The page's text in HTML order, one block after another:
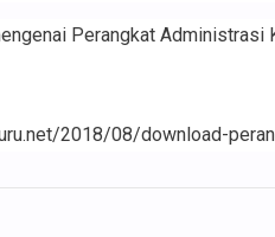
Perangkat Administrasi
2018/08/download-